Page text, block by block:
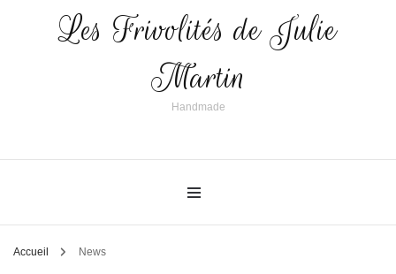
Les Frivolités de Julie
Martin
Handmade
Accueil News